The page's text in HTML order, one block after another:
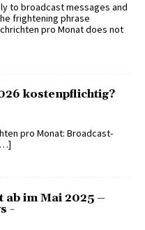
to broadcast messages and
frightening phrase
pro Monat does not
kostenpflichtig?
pro Monat: Broadcast-
ab im Mai 2025 –
-